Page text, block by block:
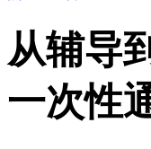
从辅导
一次性